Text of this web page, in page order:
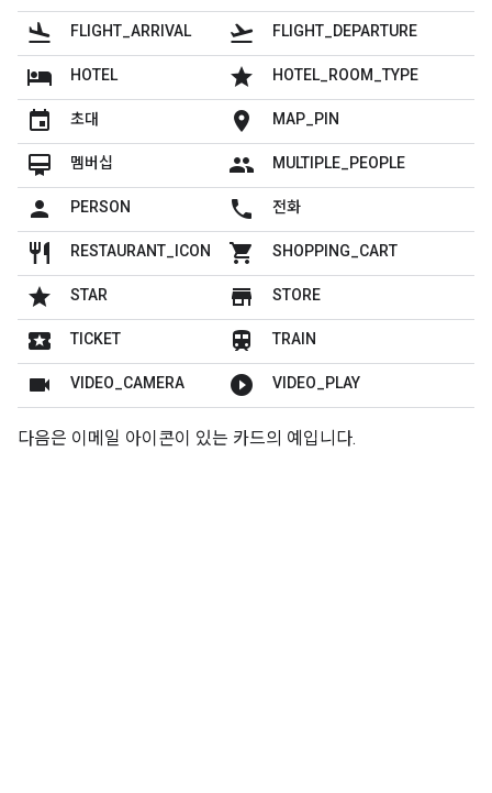
flight_land
FLIGHT_ARRIVAL flight_takeoff FLIGHT_DEPARTURE
hotel HOTEL grade HOTEL_ROOM_TYPE
insert_invitation 초대 location_on MAP_PIN
card_membership 멤버십 people MULTIPLE_PEOPLE
person PERSON local_phone 전화
restaurant RESTAURANT_ICON shopping_cart SHOPPING_CART
grade STAR store STORE
local_play TICKET train TRAIN
videocam VIDEO_CAMERA play_circle_filled VIDEO_PLAY
다음은 이메일 아이콘이 있는 카드의 예입니다.